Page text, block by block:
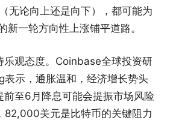
无论向上还是向下），都可能为
一轮方向性上涨铺平道路。
乐观态度。Coinbase全球投资研
示，通胀温和，经济增长势头
前至6月降息可能会提振市场风险
82,000美元是比特币的关键阻力